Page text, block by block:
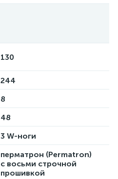
130
244
8
48
3 W-ноги
перматрон (Permatron)
с восьми строчной
прошивкой